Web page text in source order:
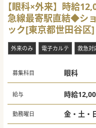
【眼科×外来】時給
急線最寄駅直結◆シ
ック[東京都世田谷区]
外来のみ 電子カルテ 救急対
募集科目 眼科
給与 時給
勤務曜日 金・土・